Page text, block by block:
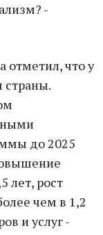
-
отметил, что у
страны.
до 2025
лет, рост
чем в 1,2
и услуг -